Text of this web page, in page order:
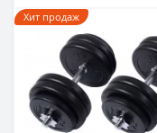
Хит продаж